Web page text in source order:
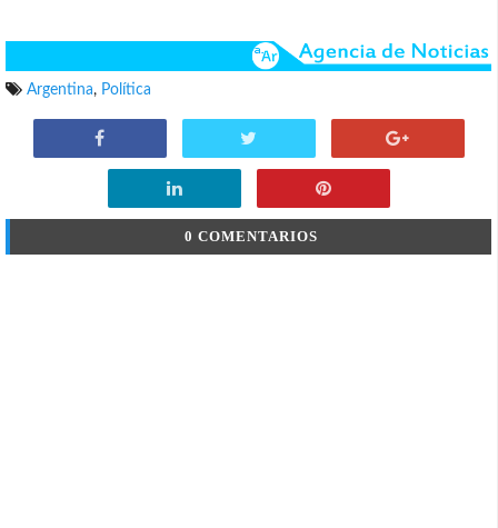
Argentina, Política
0 COMENTARIOS